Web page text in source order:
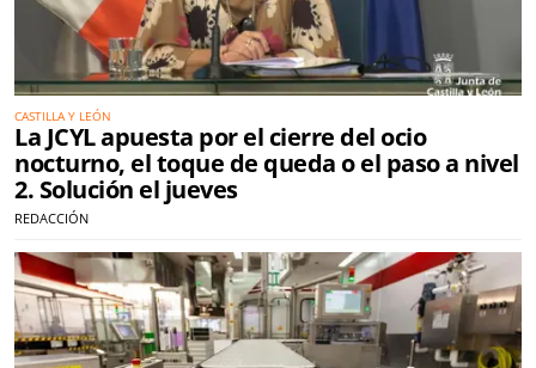
CASTILLA Y LEÓN
La JCYL apuesta por el cierre del ocio
nocturno, el toque de queda o el paso a nivel
2. Solución el jueves
REDACCIÓN